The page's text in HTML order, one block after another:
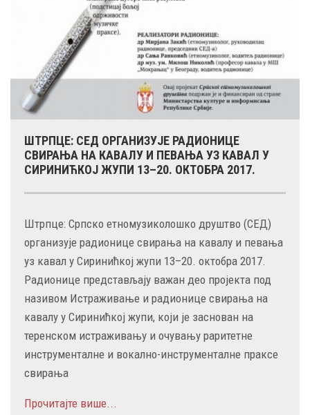
ШТРПЦЕ: СЕД ОРГАНИЗУЈЕ РАДИОНИЦЕ
СВИРАЊА НА КАВАЛУ И ПЕВАЊА УЗ КАВАЛ У
СИРИНИЋКОЈ ЖУПИ 13–20. ОКТОБРА 2017.
Штрпце: Српско етномузиколошко друштво (СЕД)
организује радионице свирања на кавалу и певања
уз кавал у Сиринићкој жупи 13–20. октобра 2017.
Радионице представљају важан део пројекта под
називом Истраживање и радионице свирања на
кавалу у Сиринићкој жупи, који је заснован на
теренском истраживању и очувању раритетне
инструменталне и вокално-инструменталне праксе
свирања
Прочитајте више...